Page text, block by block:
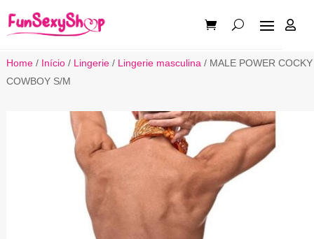

Home/ Início/ Lingerie/ Lingerie masculina / MALE POWER COCKY
COWBOY S/M